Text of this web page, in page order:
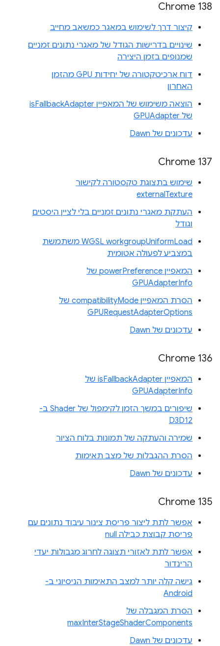
Chrome 138
קיצור דרך לשימוש במאגר כמשאב מחייב
שינויים בדרישות הגודל של מאגרי נתונים זמניים
שמנופים בזמן היצירה
דוח ארכיטקטורה של יחידות GPU מהזמן
האחרון
הוצאה משימוש של המאפיין isFallbackAdapter
של GPUAdapter
עדכונים של Dawn
Chrome 137
שימוש בתצוגת טקסטורה לקישור
externalTexture
העתקת מאגרי נתונים זמניים בלי לציין היסטים
וגודל
WGSL workgroupUniformLoad משתמשת
במצביע לפעולה אטומית
המאפיין powerPreference של
GPUAdapterInfo
הסרת המאפיין compatibilityMode של
GPURequestAdapterOptions
עדכונים של Dawn
Chrome 136
המאפיין isFallbackAdapter של
GPUAdapterInfo
שיפורים במשך הזמן לקימפול של Shader ב-
D3D12
שמירה והעתקה של תמונות בלוח הציור
הסרת ההגבלות של מצב תאימות
עדכונים של Dawn
Chrome 135
אפשר לתת ליצור פריסת צינור עיבוד נתונים עם
פריסת קבוצת כבילה null
אפשר לתת לאזורי תצוגה לחרוג מגבולות יעדי
הרינדור
גישה קלה יותר למצב התאימות הניסיוני ב-
Android
הסרת המגבלה של
maxInterStageShaderComponents
עדכונים של Dawn